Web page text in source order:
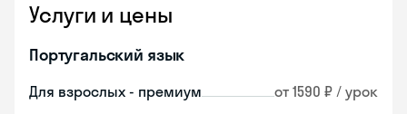
Услуги и цены
Португальский язык
Для взрослых - премиум от 1590 ₽ / урок